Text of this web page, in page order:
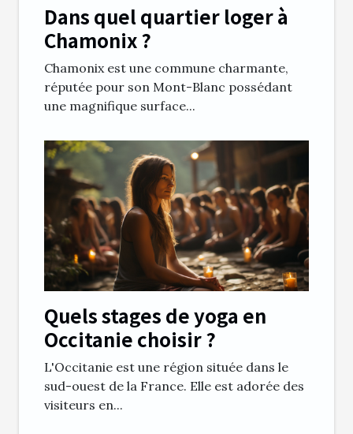
Dans quel quartier loger à
Chamonix ?
Chamonix est une commune charmante,
réputée pour son Mont-Blanc possédant
une magnifique surface...
Quels stages de yoga en
Occitanie choisir ?
L'Occitanie est une région située dans le
sud-ouest de la France. Elle est adorée des
visiteurs en...